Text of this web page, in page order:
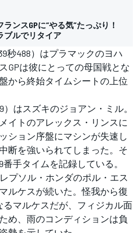
ランスGPに“やる気”たっぷり！
ブルでリタイア
秒488）はプラマックのヨハ
GPは彼にとっての母国戦とな
から終始タイムシートの上位
はスズキのジョアン・ミル。
イトのアレックス・リンスに
ション序盤にマシンが失速し
断を強いられてしまった。そ
手タイムを記録している。
プソル・ホンダのポル・エス
ルケスが続いた。怪我から復
るマルケスだが、フィジカル面
め、雨のコンディションは負